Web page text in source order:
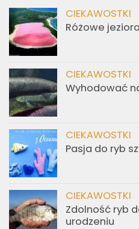
CIEKAWOSTKI
Różowe
CIEKAWOSTKI
Wyhodować
CIEKAWOSTKI
Pasja do ryb
CIEKAWOSTKI
Zdolność ryb
urodzeniu